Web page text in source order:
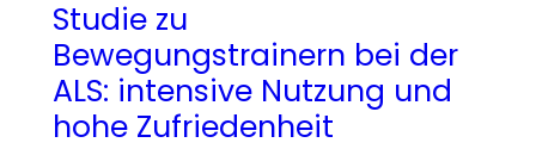
Studie zu
Bewegungstrainern bei der
ALS: intensive Nutzung und
hohe Zufriedenheit